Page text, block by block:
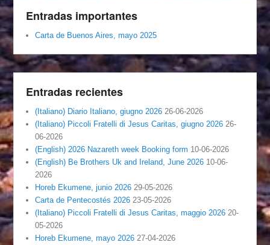
Entradas importantes
Carta de Buenos Aires, mayo 2025
Entradas recientes
(Italiano) Diario Italiano, giugno 2026 26-06-2026
(Italiano) Piccoli Fratelli di Jesus Caritas, giugno 2026 26-
06-2026
(English) 2026 Nazareth week Booking form 10-06-2026
(English) Be Brothers Uk and Ireland, June 2026 10-06-
2026
Horeb Ekumene, junio 2026 29-05-2026
Carta de Pentecostés 2026 23-05-2026
(Italiano) Piccoli Fratelli di Jesus Caritas, maggio 2026 20-
05-2026
Horeb Ekumene, mayo 2026 27-04-2026